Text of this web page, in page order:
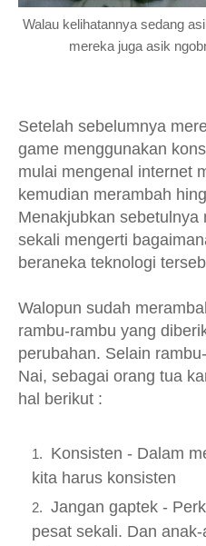
Walau kelihatannya sedang
mereka juga asik
Setelah sebelumnya
game menggunakan
mulai mengenal internet
kemudian merambah
Menakjubkan
sekali mengerti
beraneka teknologi
Walopun sudah
rambu-rambu yang
perubahan. Selain
Nai, sebagai orang tua
hal berikut :
Konsisten - Dalam
kita harus konsisten
Jangan gaptek -
pesat sekali. Dan